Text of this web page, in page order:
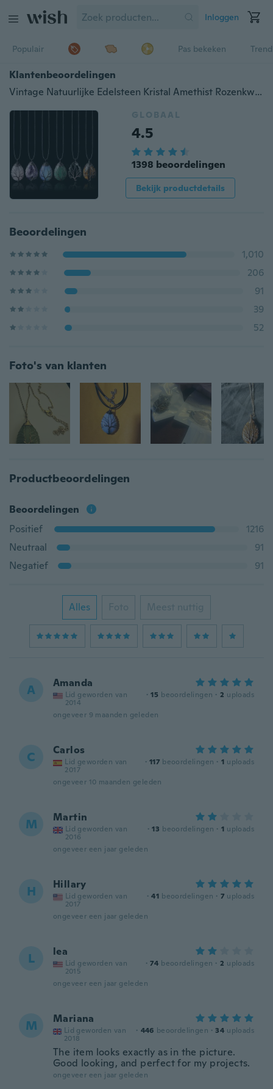
Inloggen
Populair Pas bekeken
Klantenbeoordelingen
Vintage Natuurlijke Edelsteen Kristal Amethist Rozenkwarts Tijgeroog Steen Waterdruppel Levensboom Hanger Ketting voor Vrouwen Mannen Sieraden
GLOBAAL
4.5
1398 beoordelingen
Bekijk productdetails
Beoordelingen
1,010
206
91
39
52
Foto's van klanten
Productbeoordelingen
Beoordelingen
Positief
1216
Neutraal
91
Negatief
91
Alles Foto Meest nuttig
A Amanda
Lid geworden van
2014
· 15 beoordelingen · 2 uploads
ongeveer 9 maanden geleden
C Carlos
Lid geworden van
2017
· 117 beoordelingen · 1 uploads
ongeveer 10 maanden geleden
M Martin
Lid geworden van
2016
· 13 beoordelingen · 1 uploads
ongeveer een jaar geleden
H Hillary
Lid geworden van
2017
· 41 beoordelingen · 7 uploads
ongeveer een jaar geleden
L lea
Lid geworden van
2015
· 74 beoordelingen · 2 uploads
ongeveer een jaar geleden
M Mariana
Lid geworden van
2018
· 446 beoordelingen · 34 uploads
The item looks exactly as in the picture.
Good looking, and perfect for my projects.
ongeveer een jaar geleden